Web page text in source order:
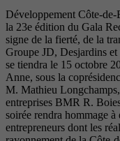
Développement Côte-de-
la 23e édition du Gala
signe de la fierté, de la
Groupe JD, Desjardins
se tiendra le 15 octobre
Anne, sous la
M. Mathieu
entreprises BMR R.
soirée rendra hommage à
entrepreneurs dont les